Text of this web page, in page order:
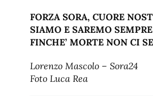
FORZA SORA, CUORE
SIAMO E SAREMO
FINCHE’ MORTE NON CI
Lorenzo Mascolo – Sora24
Foto Luca Rea